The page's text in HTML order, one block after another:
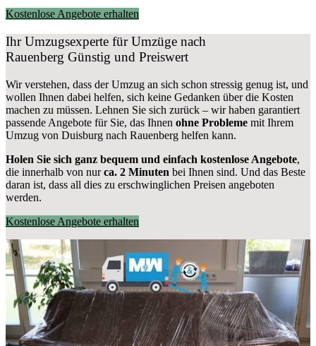
Kostenlose Angebote erhalten
Ihr Umzugsexperte für Umzüge nach
Rauenberg Günstig und Preiswert
Wir verstehen, dass der Umzug an sich schon stressig genug ist, und
wollen Ihnen dabei helfen, sich keine Gedanken über die Kosten
machen zu müssen. Lehnen Sie sich zurück – wir haben garantiert
passende Angebote für Sie, das Ihnen ohne Probleme mit Ihrem
Umzug von Duisburg nach Rauenberg helfen kann.
Holen Sie sich ganz bequem und einfach kostenlose Angebote,
die innerhalb von nurca. 2 Minuten bei Ihnen sind. Und das Beste
daran ist, dass all dies zu erschwinglichen Preisen angeboten
werden.
Kostenlose Angebote erhalten